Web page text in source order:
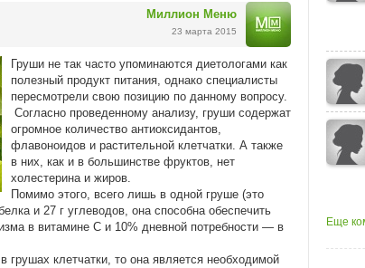
Миллион Меню
23 марта 2015
Груши не так часто упоминаются диетологами как
полезный продукт питания, однако специалисты
пересмотрели свою позицию по данному вопросу.
Согласно проведенному анализу, груши содержат
огромное количество антиоксидантов,
флавоноидов и растительной клетчатки. А также
в них, как и в большинстве фруктов, нет
холестерина и жиров.
Помимо этого, всего лишь в одной груше (это
и 27 г углеводов, она способна обеспечить
в витамине С и 10% дневной потребности — в
грушах клетчатки, то она является необходимой
Еще